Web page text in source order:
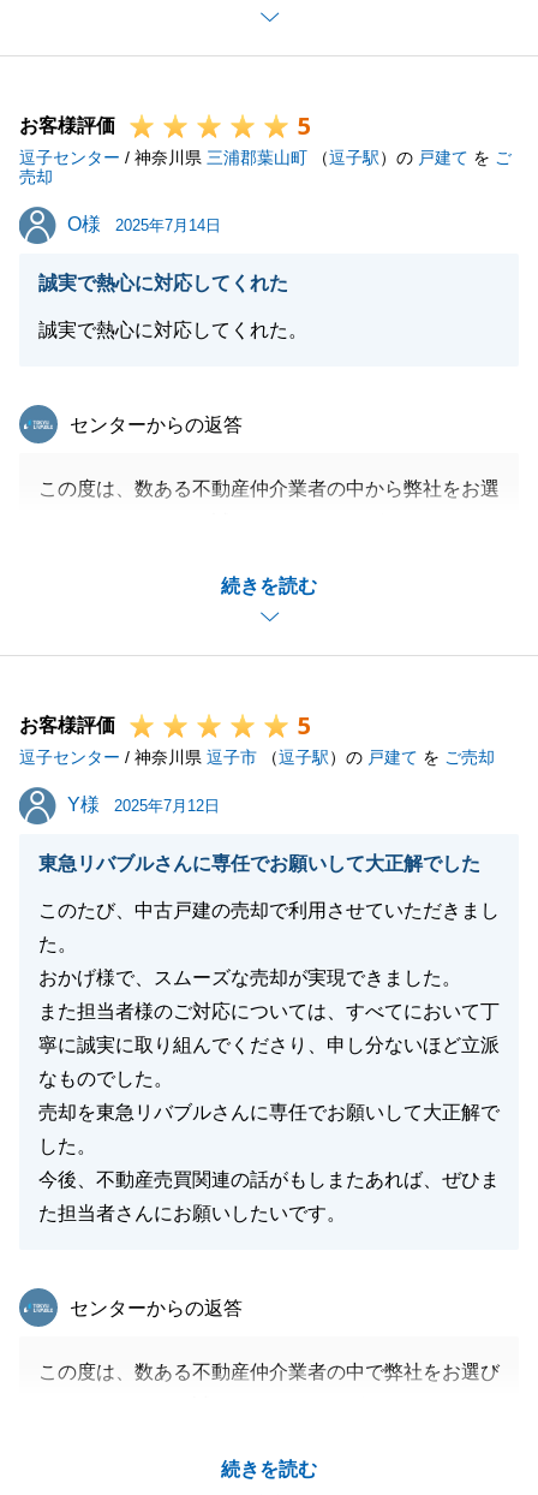
今後も、お困りごとがございましたら、いつでもお声
がけいただけますと幸いです。
お客様評価 5
逗子センター / 神奈川県 三浦郡葉山町 （逗子駅）の 戸建て を ご
売却
O様
O様 2025年7月14日
誠実で熱心に対応してくれた
誠実で熱心に対応してくれた。
続きを読む
東急リバブル
センターからの返答
この度は、数ある不動産仲介業者の中から弊社をお選
しく思っております。
また何かございましたらお気軽にご連絡くださいま
せ。
お客様評価 5
逗子センター / 神奈川県 逗子市 （逗子駅）の 戸建て を ご売却
Y様
Y様 2025年7月12日
東急リバブルさんに専任でお願いして大正解でした
このたび、中古戸建の売却で利用させていただきまし
た。
おかげ様で、スムーズな売却が実現できました。
また担当者様のご対応については、すべてにおいて丁
寧に誠実に取り組んでくださり、申し分ないほど立派
なものでした。
売却を東急リバブルさんに専任でお願いして大正解で
した。
今後、不動産売買関連の話がもしまたあれば、ぜひま
た担当者さんにお願いしたいです。
続きを読む
東急リバブル
センターからの返答
この度は、数ある不動産仲介業者の中で弊社をお選び